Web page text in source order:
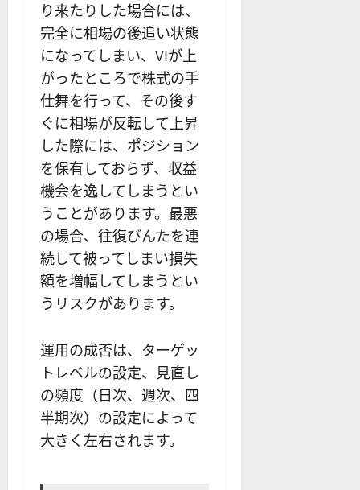
り来たりした場合には、
完全に相場の後追い状態
になってしまい、VIが上
がったところで株式の手
仕舞を行って、その後す
ぐに相場が反転して上昇
した際には、ポジション
を保有しておらず、収益
機会を逸してしまうとい
うことがあります。最悪
の場合、往復びんたを連
続して被ってしまい損失
額を増幅してしまうとい
うリスクがあります。
運用の成否は、ターゲッ
トレベルの設定、見直し
の頻度（日次、週次、四
半期次）の設定によって
大きく左右されます。